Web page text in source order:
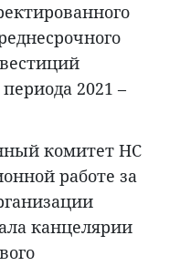
2021 –
комитет НС
работе за
канцелярии